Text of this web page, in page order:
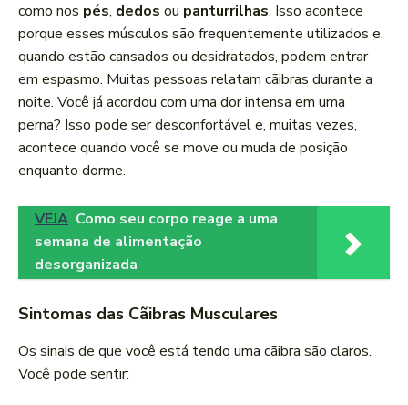
como nos pés, dedos ou panturrilhas. Isso acontece
porque esses músculos são frequentemente utilizados e,
quando estão cansados ou desidratados, podem entrar
em espasmo. Muitas pessoas relatam cãibras durante a
noite. Você já acordou com uma dor intensa em uma
perna? Isso pode ser desconfortável e, muitas vezes,
acontece quando você se move ou muda de posição
enquanto dorme.
VEJA Como seu corpo reage a uma
semana de alimentação
desorganizada
Sintomas das Cãibras Musculares
Os sinais de que você está tendo uma cãibra são claros.
Você pode sentir: